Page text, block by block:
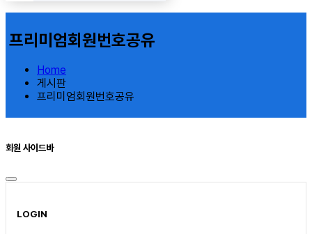
프리미엄회원번호공유
Home
게시판
프리미엄회원번호공유
회원 사이드바
LOGIN